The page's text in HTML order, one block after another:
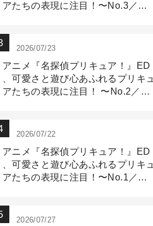
アたちの表現に注目！〜No.3／ア
2026/07/23
アニメ『名探偵プリキュア！』ED
、可愛さと遊び心あふれるプリキュ
アたちの表現に注目！ 〜No.2／モ
2026/07/22
アニメ『名探偵プリキュア！』ED
、可愛さと遊び心あふれるプリキュ
アたちの表現に注目！〜No.1／演
2026/07/27